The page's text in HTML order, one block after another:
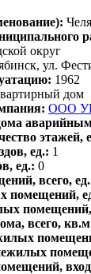
округ
ул.
1962
дом
ООО
этажей,
ед.: 1
ед.: 0
всего,
помещений,
всего,